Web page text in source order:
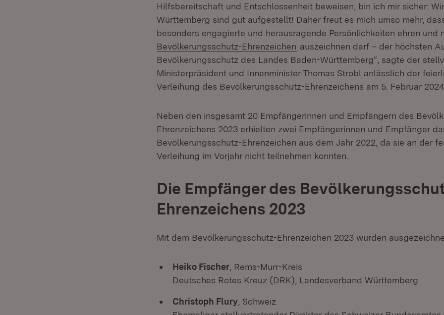
Hilfsbereitschaft und Entschlossenheit beweisen, bin ich mir sicher:
Württemberg sind gut aufgestellt! Daher freut es mich umso mehr,
besonders engagierte und herausragende Persönlichkeiten ehren und
Bevölkerungsschutz-Ehrenzeichen (Öffnet in neuem Fenster)
auszeichnen darf – der höchsten
Bevölkerungsschutz des Landes Baden-Württemberg“, sagte der
Ministerpräsident und Innenminister Thomas Strobl anlässlich der
Verleihung des Bevölkerungsschutz-Ehrenzeichens am 5. Februar
Neben den insgesamt 20 Empfängerinnen und Empfängern des
Ehrenzeichens 2023 erhielten zwei Empfängerinnen und Empfänger
Bevölkerungsschutz-Ehrenzeichen aus dem Jahr 2022, da sie an der
Verleihung im Vorjahr nicht teilnehmen konnten.
Die Empfänger des
Ehrenzeichens 2023
Mit dem Bevölkerungsschutz-Ehrenzeichen 2023 wurden
Heiko Fischer , Rems-Murr-Kreis
Deutsches Rotes Kreuz (DRK), Landesverband Württemberg
Christoph Flury , Schweiz